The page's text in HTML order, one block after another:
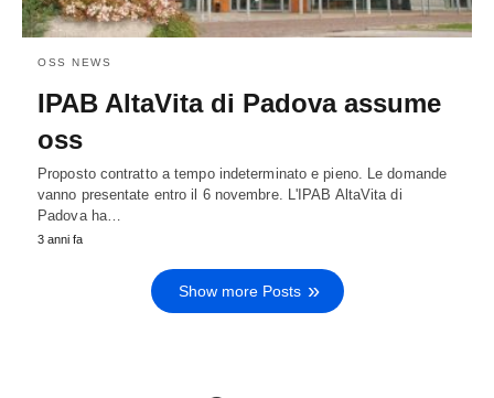
OSS NEWS
IPAB AltaVita di Padova assume
oss
Proposto contratto a tempo indeterminato e pieno. Le domande
vanno presentate entro il 6 novembre. L'IPAB AltaVita di
Padova ha…
3 anni fa
Show more Posts